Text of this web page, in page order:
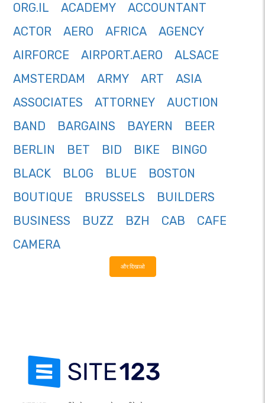
ORG.IL
ACADEMY
ACCOUNTANT
ACTOR
AERO AFRICA
AGENCY
AIRFORCE
AIRPORT.AERO
ALSACE
AMSTERDAM
ARMY ART
ASIA
ASSOCIATES
ATTORNEY
AUCTION
BAND
BARGAINS BAYERN
BEER
BERLIN
BET BID BIKE
BINGO
BLACK
BLOG BLUE
BOSTON
BOUTIQUE
BRUSSELS
BUILDERS
BUSINESS
BUZZ BZH CAB
CAFE
CAMERA
और दिखाओ